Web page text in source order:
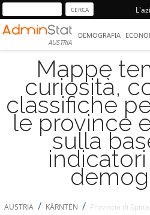
AUSTRIA
DEMOGRAFIA
Mappe
curiosità,
classifiche
le province
sulla
AUSTRIA / KÄRNTEN / Provincia di